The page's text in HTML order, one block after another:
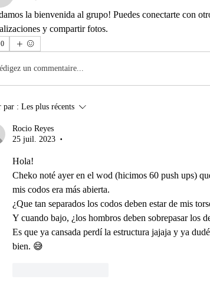
la bienvenida al grupo! Puedes conectarte con
y compartir fotos.
0
un commentaire...
par : Les plus récents
Rocio Reyes
25 juil. 2023
•
Hola!
Cheko noté ayer en el wod (hicimos 60 push ups)
mis codos era más abierta.
¿Que tan separados los codos deben estar de mis
Y cuando bajo, ¿los hombros deben sobrepasar los
Es que ya cansada perdí la estructura jajaja y ya
bien. 😅